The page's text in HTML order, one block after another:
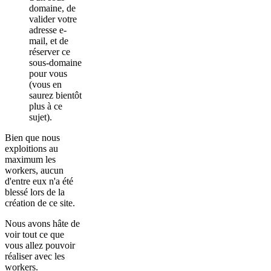
domaine, de
valider votre
adresse e-
mail, et de
réserver ce
sous-domaine
pour vous
(vous en
saurez bientôt
plus à ce
sujet).
Bien que nous
exploitions au
maximum les
workers, aucun
d'entre eux n'a été
blessé lors de la
création de ce site.
Nous avons hâte de
voir tout ce que
vous allez pouvoir
réaliser avec les
workers.